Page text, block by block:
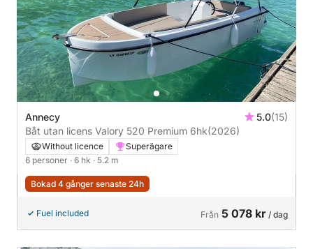
Annecy 5.0(15)
Båt utan licens Valory 520 Premium 6hk(2026)
Without licence
Superägare
6 personer · 6 hk · 5.2 m
Bokad 4 gånger senaste 24h
Fuel included Från 5 078 kr / dag